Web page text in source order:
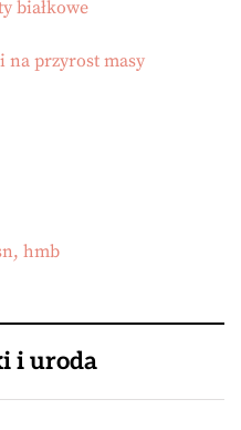
białkowe
na przyrost masy
hmb
i uroda